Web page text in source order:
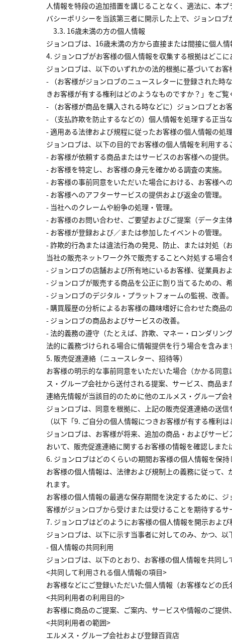
人情報を特段の追加措置を講じることなく、適法に、本
バシーポリシーを当該第三者に開示した上で、ジョンロ
3.3. 16歳未満の方の個人情報
ジョンロブは、16歳未満の方から直接または間接に個人
4. ジョンロブがお客様の個人情報を収集する根拠はどこ
ジョンロブは、以下のいずれかの法的根拠に基づいてお客
- （お客様がジョンロブのニュースレターに登録された時
きお客様が有する権利はどのようなものですか？」をご覧
- （お客様が商品を購入される時などに）ジョンロブとお
- （支払詐欺を防止するなどの）個人情報を処理する正当
- 適用ある法律および規程に従ったお客様の個人情報の処理
ジョンロブは、以下の目的でお客様の個人情報を利用する
- お客様が依頼する商品またはサービスのお客様への提供。
- お客様を特定し、お客様の身元を確かめる調査の実施。
- お客様の事前同意をいただいた場合における、お客様へ
- お客様へのアフターサービスの提供および返金の管理。
- 当社へのクレームや紛争の処理・管理。
- お客様のお問い合わせ、ご要望およびご提案（データ主
- お客様が登録および／または参加したイベントの管理。
- 詐欺的行為または違法行為の発見、防止、または対処
当社の販売ネットワーク外で販売することへ対処する場合
- ジョンロブの店舗および所有地にいるお客様、従業員お
- ジョンロブが販売する商品を公正に割り当てるための、
- ジョンロブのデジタル・プラットフォームの監視、改善。
- 購買履歴の分析によるお客様の趣味嗜好に合わせた商品の
- ジョンロブの商品およびサービスの改善。
- 法的義務の遵守（たとえば、詐欺、マネー・ロンダリン
法的に義務づけられる場合に情報提供を行う場合を含みま
5. 販売促進連絡（ニュースレター、招待等）
お客様の明示的な事前同意をいただいた場合（かかる同
ス・グループ会社から送付される提案、サービス、商品
連絡先情報が当該目的のために他のエルメス・グループ
ジョンロブは、同意を根拠に、上記の販売促進連絡の送
（以下「9. ご自分の個人情報につきお客様が有する権利
ジョンロブは、お客様が将来、追加の商品・およびサー
おいて、販売促進連絡に関するお客様の情報を確認しま
6. ジョンロブはどのくらいの期間お客様の個人情報を保持
お客様の個人情報は、法律および規制上の義務に従って
れます。
お客様の個人情報の最適な保存期間を決定するために、
客様がジョンロブから受けまたは受けることを期待する
7. ジョンロブはどのようにお客様の個人情報を開示および
ジョンロブは、以下に示す当事者に対してのみ、かつ、
- 個人情報の共同利用
ジョンロブは、以下のとおり、お客様の個人情報を共同し
<共同して利用される個人情報の項目>
お客様などにご登録いただいた個人情報（お客様などの
<共同利用者の利用目的>
お客様に商品のご提案、ご案内、サービスや情報のご提
<共同利用者の範囲>
エルメス・グループ会社および登録百貨店